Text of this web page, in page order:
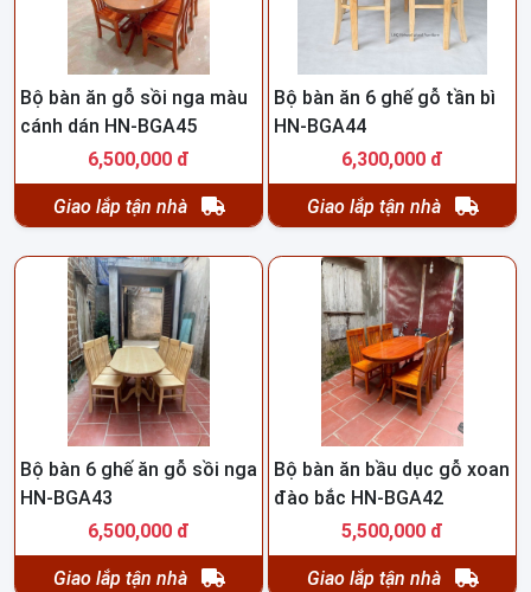
Bộ bàn ăn gỗ sồi nga màu
cánh dán HN-BGA45
6,500,000 đ
Giao lắp tận nhà
Bộ bàn ăn 6 ghế gỗ tần bì
HN-BGA44
6,300,000 đ
Giao lắp tận nhà
Bộ bàn 6 ghế ăn gỗ sồi nga
HN-BGA43
6,500,000 đ
Giao lắp tận nhà
Bộ bàn ăn bầu dục gỗ xoan
đào bắc HN-BGA42
5,500,000 đ
Giao lắp tận nhà